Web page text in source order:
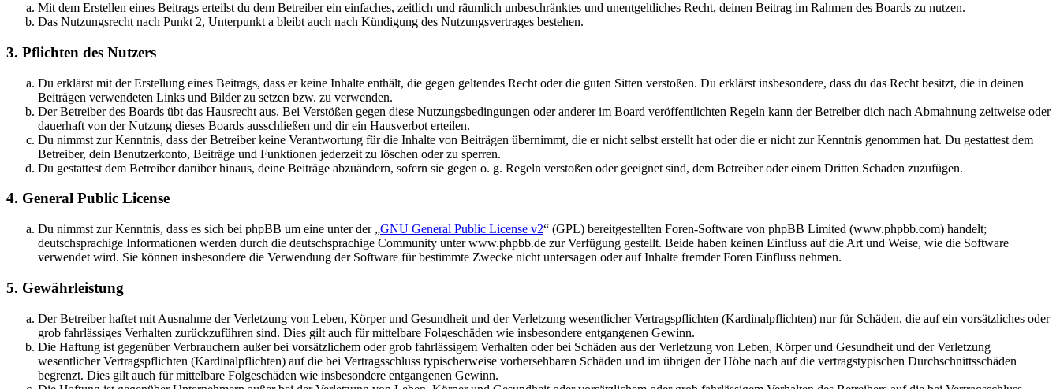
Mit dem Erstellen eines Beitrags erteilst du dem Betreiber ein einfaches, zeitlich und räumlich unbeschränktes und unentgeltliches Recht, deinen Beitrag im Rahmen des Boards zu nutzen.
Das Nutzungsrecht nach Punkt 2, Unterpunkt a bleibt auch nach Kündigung des Nutzungsvertrages bestehen.
3. Pflichten des Nutzers
Du erklärst mit der Erstellung eines Beitrags, dass er keine Inhalte enthält, die gegen geltendes Recht oder die guten Sitten verstoßen. Du erklärst insbesondere, dass du das Recht besitzt, die in deinen
Beiträgen verwendeten Links und Bilder zu setzen bzw. zu verwenden.
Der Betreiber des Boards übt das Hausrecht aus. Bei Verstößen gegen diese Nutzungsbedingungen oder anderer im Board veröffentlichten Regeln kann der Betreiber dich nach Abmahnung zeitweise oder
dauerhaft von der Nutzung dieses Boards ausschließen und dir ein Hausverbot erteilen.
Du nimmst zur Kenntnis, dass der Betreiber keine Verantwortung für die Inhalte von Beiträgen übernimmt, die er nicht selbst erstellt hat oder die er nicht zur Kenntnis genommen hat. Du gestattest dem
Betreiber, dein Benutzerkonto, Beiträge und Funktionen jederzeit zu löschen oder zu sperren.
Du gestattest dem Betreiber darüber hinaus, deine Beiträge abzuändern, sofern sie gegen o. g. Regeln verstoßen oder geeignet sind, dem Betreiber oder einem Dritten Schaden zuzufügen.
4. General Public License
Du nimmst zur Kenntnis, dass es sich bei phpBB um eine unter der „GNU General Public License v2“ (GPL) bereitgestellten Foren-Software von phpBB Limited (www.phpbb.com) handelt;
deutschsprachige Informationen werden durch die deutschsprachige Community unter www.phpbb.de zur Verfügung gestellt. Beide haben keinen Einfluss auf die Art und Weise, wie die Software
verwendet wird. Sie können insbesondere die Verwendung der Software für bestimmte Zwecke nicht untersagen oder auf Inhalte fremder Foren Einfluss nehmen.
5. Gewährleistung
Der Betreiber haftet mit Ausnahme der Verletzung von Leben, Körper und Gesundheit und der Verletzung wesentlicher Vertragspflichten (Kardinalpflichten) nur für Schäden, die auf ein vorsätzliches oder
grob fahrlässiges Verhalten zurückzuführen sind. Dies gilt auch für mittelbare Folgeschäden wie insbesondere entgangenen Gewinn.
Die Haftung ist gegenüber Verbrauchern außer bei vorsätzlichem oder grob fahrlässigem Verhalten oder bei Schäden aus der Verletzung von Leben, Körper und Gesundheit und der Verletzung
wesentlicher Vertragspflichten (Kardinalpflichten) auf die bei Vertragsschluss typischerweise vorhersehbaren Schäden und im übrigen der Höhe nach auf die vertragstypischen Durchschnittsschäden
begrenzt. Dies gilt auch für mittelbare Folgeschäden wie insbesondere entgangenen Gewinn.